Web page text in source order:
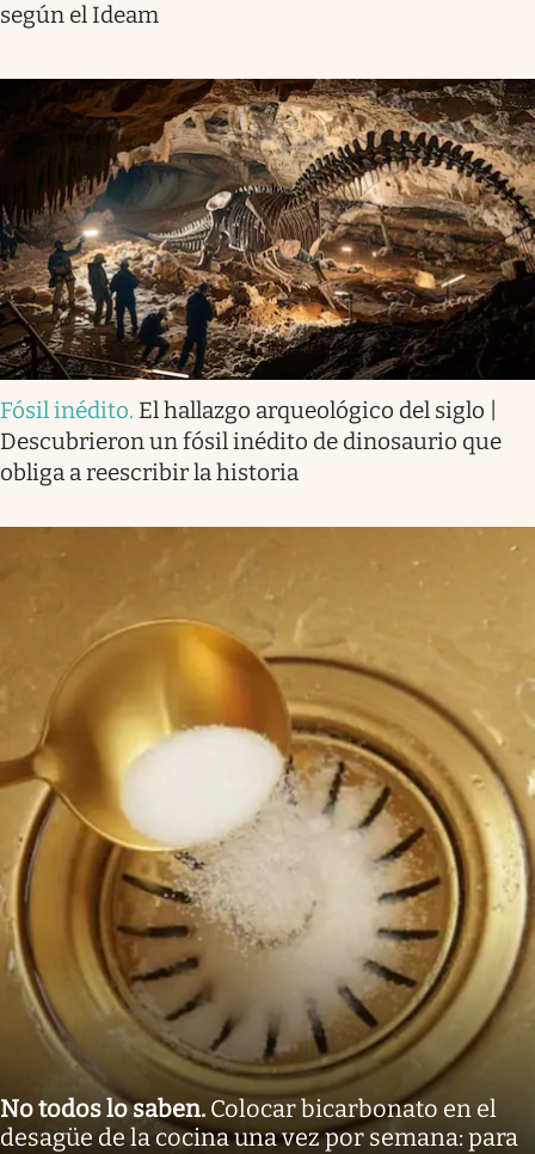
según el Ideam
Fósil inédito. El hallazgo arqueológico del siglo |
Descubrieron un fósil inédito de dinosaurio que
obliga a reescribir la historia
No todos lo saben. Colocar bicarbonato en el
desagüe de la cocina una vez por semana: para